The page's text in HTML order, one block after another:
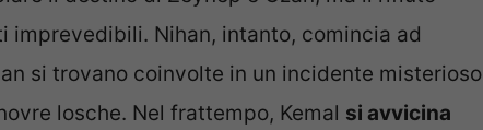
imprevedibili. Nihan, intanto, comincia ad
si trovano coinvolte in un incidente misterioso
losche. Nel frattempo, Kemal si avvicina